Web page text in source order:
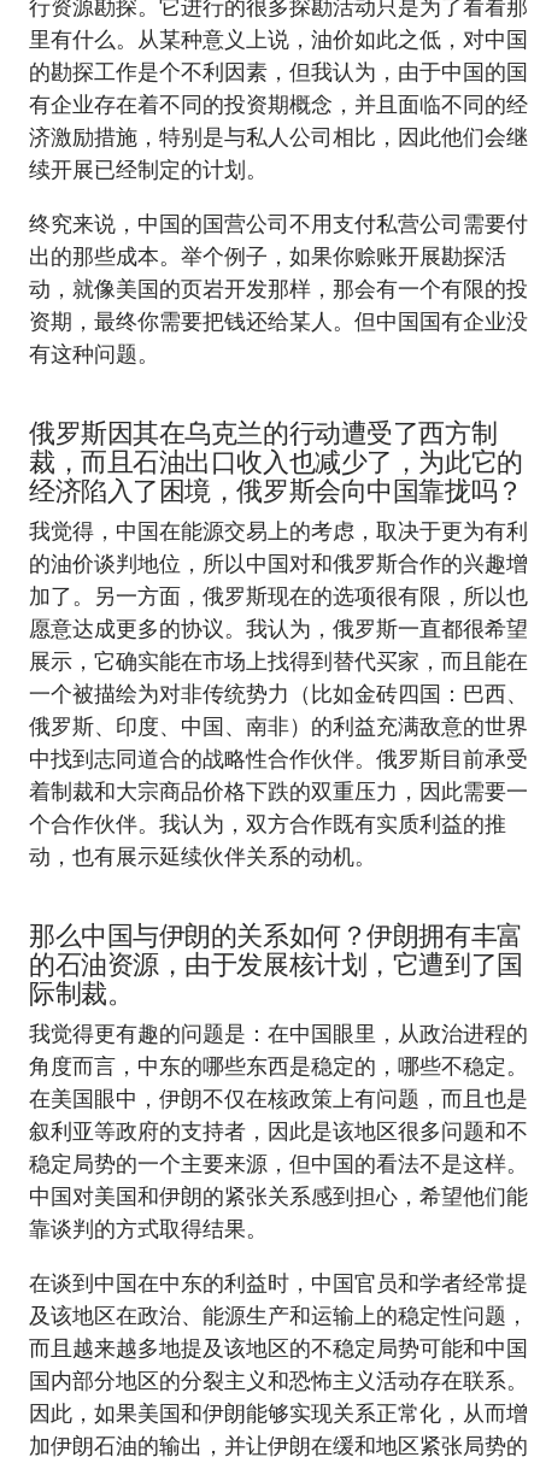
行资源勘探。它进行的很多探勘活动只是为了看看那
里有什么。从某种意义上说，油价如此之低，对中国
的勘探工作是个不利因素，但我认为，由于中国的国
有企业存在着不同的投资期概念，并且面临不同的经
济激励措施，特别是与私人公司相比，因此他们会继
续开展已经制定的计划。
终究来说，中国的国营公司不用支付私营公司需要付
出的那些成本。举个例子，如果你赊账开展勘探活
动，就像美国的页岩开发那样，那会有一个有限的投
资期，最终你需要把钱还给某人。但中国国有企业没
有这种问题。
俄罗斯因其在乌克兰的行动遭受了西方制
裁，而且石油出口收入也减少了，为此它的
经济陷入了困境，俄罗斯会向中国靠拢吗？
我觉得，中国在能源交易上的考虑，取决于更为有利
的油价谈判地位，所以中国对和俄罗斯合作的兴趣增
加了。另一方面，俄罗斯现在的选项很有限，所以也
愿意达成更多的协议。我认为，俄罗斯一直都很希望
展示，它确实能在市场上找得到替代买家，而且能在
一个被描绘为对非传统势力（比如金砖四国：巴西、
俄罗斯、印度、中国、南非）的利益充满敌意的世界
中找到志同道合的战略性合作伙伴。俄罗斯目前承受
着制裁和大宗商品价格下跌的双重压力，因此需要一
个合作伙伴。我认为，双方合作既有实质利益的推
动，也有展示延续伙伴关系的动机。
那么中国与伊朗的关系如何？伊朗拥有丰富
的石油资源，由于发展核计划，它遭到了国
际制裁。
我觉得更有趣的问题是：在中国眼里，从政治进程的
角度而言，中东的哪些东西是稳定的，哪些不稳定。
在美国眼中，伊朗不仅在核政策上有问题，而且也是
叙利亚等政府的支持者，因此是该地区很多问题和不
稳定局势的一个主要来源，但中国的看法不是这样。
中国对美国和伊朗的紧张关系感到担心，希望他们能
靠谈判的方式取得结果。
在谈到中国在中东的利益时，中国官员和学者经常提
及该地区在政治、能源生产和运输上的稳定性问题，
而且越来越多地提及该地区的不稳定局势可能和中国
国内部分地区的分裂主义和恐怖主义活动存在联系。
因此，如果美国和伊朗能够实现关系正常化，从而增
加伊朗石油的输出，并让伊朗在缓和地区紧张局势的